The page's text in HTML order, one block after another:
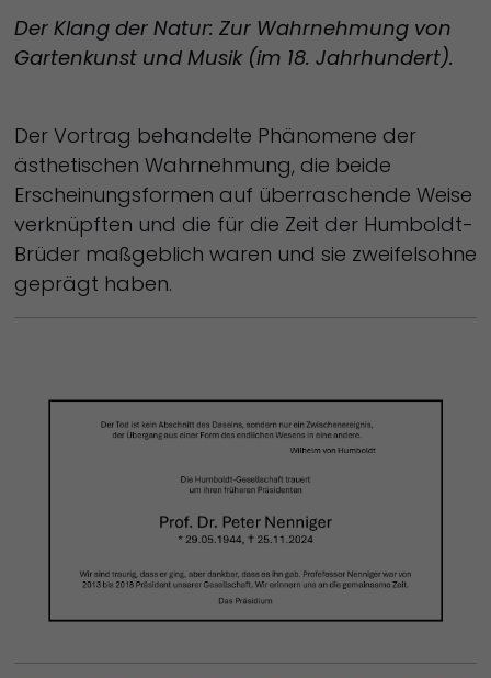
Der Klang der Natur: Zur Wahrnehmung von
Gartenkunst und Musik (im 18. Jahrhundert).
Der Vortrag behandelte Phänomene der
ästhetischen Wahrnehmung, die beide
Erscheinungsformen auf überraschende Weise
verknüpften und die für die Zeit der Humboldt-
Brüder maßgeblich waren und sie zweifelsohne
geprägt haben.